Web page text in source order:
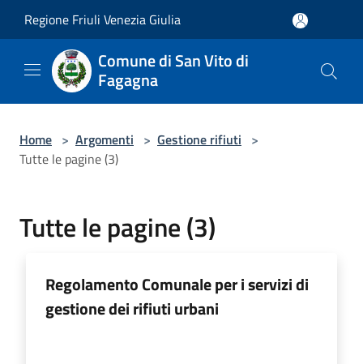
Regione Friuli Venezia Giulia
Comune di San Vito di
Fagagna
Home > Argomenti > Gestione rifiuti >
Tutte le pagine (3)
Tutte le pagine (3)
Regolamento Comunale per i servizi di
gestione dei rifiuti urbani